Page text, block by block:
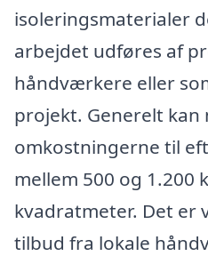
isoleringsmaterialer
arbejdet udføres af
håndværkere eller
projekt. Generelt
omkostningerne til
mellem 500 og 1.200
kvadratmeter. Det er
tilbud fra lokale